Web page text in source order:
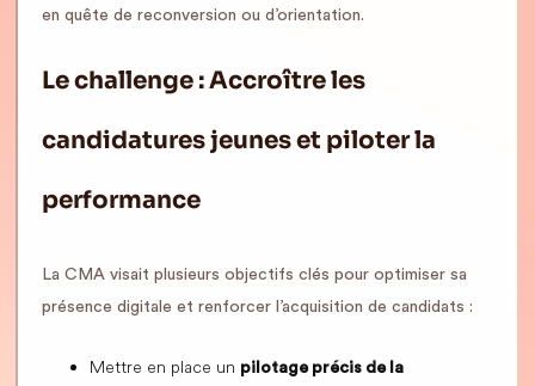
en quête de reconversion ou d’orientation.
Le challenge : Accroître les
candidatures jeunes et piloter la
performance
La CMA visait plusieurs objectifs clés pour optimiser sa
présence digitale et renforcer l’acquisition de candidats :
Mettre en place un pilotage précis de la